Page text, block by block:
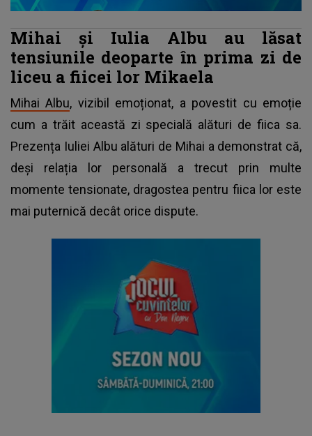
Mihai și Iulia Albu au lăsat
tensiunile deoparte în prima zi de
liceu a fiicei lor Mikaela
Mihai Albu, vizibil emoționat, a povestit cu emoție
cum a trăit această zi specială alături de fiica sa.
Prezența Iuliei Albu alături de Mihai a demonstrat că,
deși relația lor personală a trecut prin multe
momente tensionate, dragostea pentru fiica lor este
mai puternică decât orice dispute.